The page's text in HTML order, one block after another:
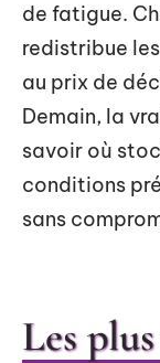
de fatigue.
redistribue
au prix de
Demain, la
savoir où
conditions
sans
Les